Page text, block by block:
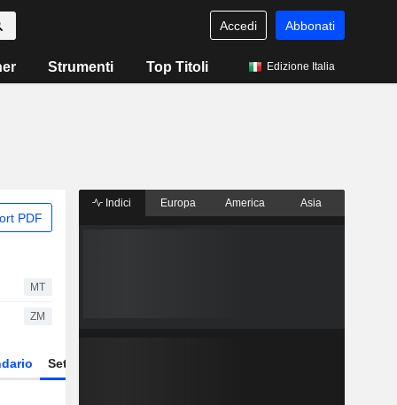
Accedi Abbonati
Strumenti Top Titoli Edizione Italia
PDF
MT
ZM
Settore
Indici Europa America Asia